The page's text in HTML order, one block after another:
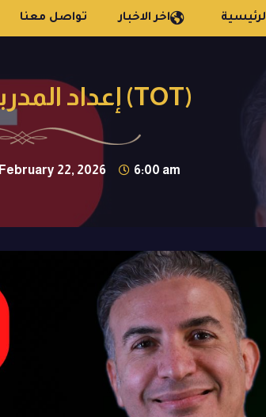
اخر الاخبار تواصل معنا
إعداد المدربين المحترفين (TOT)
February 22, 2026 6:00 am